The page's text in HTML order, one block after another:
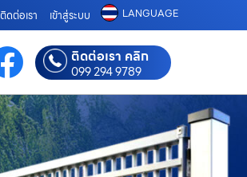
ติดต่อเรา เข้าสู่ระบบ LANGUAGE
ติดต่อเรา คลิก
099 294 9789